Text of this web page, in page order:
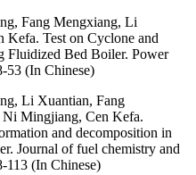
Fang Mengxiang, Li
Test on Cyclone and
Fluidized Bed Boiler. Power
53 (In Chinese)
Li Xuantian, Fang
Mingjiang, Cen Kefa.
and decomposition in
Journal of fuel chemistry and
113 (In Chinese)